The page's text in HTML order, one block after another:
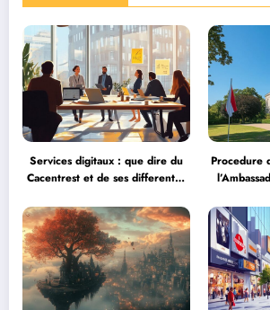
Services digitaux : que dire du
Cacentrest et de ses differentes
Procedure